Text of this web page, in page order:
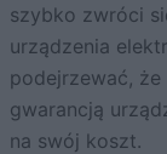
szybko zwróci
urządzenia
podejrzewać,
gwarancją
na swój koszt.